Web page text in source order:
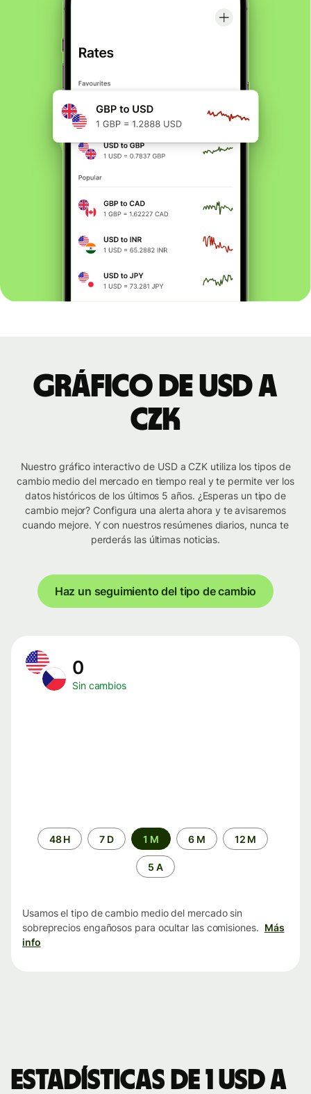
Gráfico de USD a
CZK
Nuestro gráfico interactivo de USD a CZK utiliza los tipos de
cambio medio del mercado en tiempo real y te permite ver los
datos históricos de los últimos 5 años. ¿Esperas un tipo de
cambio mejor? Configura una alerta ahora y te avisaremos
cuando mejore. Y con nuestros resúmenes diarios, nunca te
perderás las últimas noticias.
Haz un seguimiento del tipo de cambio
0
Sin cambios
Periodo48 H 7 D 1 M 6 M 12 M
5 A
Usamos el tipo de cambio medio del mercado sin
sobreprecios engañosos para ocultar las comisiones. Más
info
Estadísticas de 1 USD a